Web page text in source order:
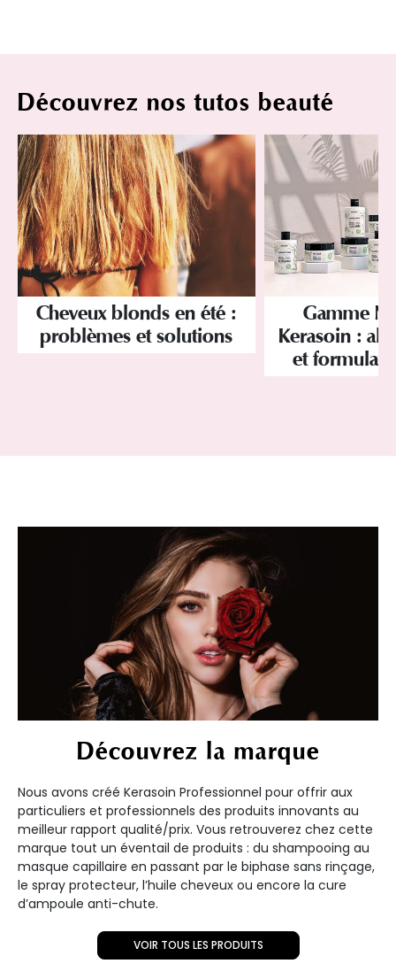
Découvrez nos tutos beauté
Cheveux blonds en été :
problèmes et solutions
Gamme
Kerasoin :
et
Découvrez la marque
Nous avons créé Kerasoin Professionnel pour offrir aux
particuliers et professionnels des produits innovants au
meilleur rapport qualité/prix. Vous retrouverez chez cette
marque tout un éventail de produits : du shampooing au
masque capillaire en passant par le biphase sans rinçage,
le spray protecteur, l’huile cheveux ou encore la cure
d’ampoule anti-chute.
VOIR TOUS LES PRODUITS